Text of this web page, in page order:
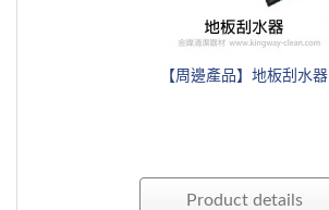
【周邊產品】地板刮水器
Product details